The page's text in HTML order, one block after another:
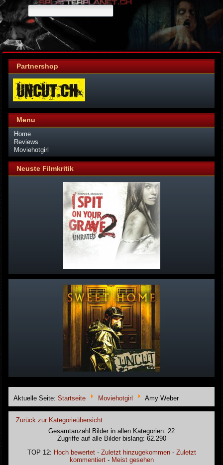
Partnershop
Menu
Home
Reviews
Moviehotgirl
Neuste Filmkritik
Aktuelle Seite:Startseite Moviehotgirl Amy Weber
Zurück zur Kategorieübersicht
Gesamtanzahl Bilder in allen Kategorien: 22
Zugriffe auf alle Bilder bislang: 62.290
TOP 12: Hoch bewertet- Zuletzt hinzugekommen- Zuletzt
kommentiert- Meist gesehen